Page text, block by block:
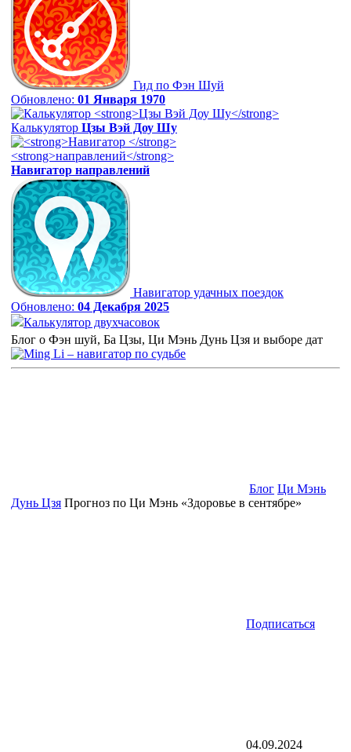
Гид по Фэн Шуй
Обновлено: 01 Января 1970
Калькулятор Цзы Вэй Доу Шу
Навигатор направлений
Навигатор удачных поездок
Обновлено: 04 Декабря 2025
Калькулятор двухчасовок
Блог о Фэн шуй, Ба Цзы, Ци Мэнь Дунь Цзя и выборе дат
Блог Ци Мэнь
Дунь Цзя Прогноз по Ци Мэнь «Здоровье в сентябре»
Подписаться
04.09.2024